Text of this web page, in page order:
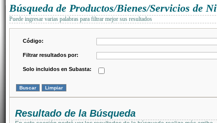
Búsqueda de Productos/Bienes/Servicios de
Puede ingresar varias palabras para filtrar mejor sus resultados
Código:
Filtrar resultados por:
Solo incluidos en Subasta:
Resultado de la Búsqueda